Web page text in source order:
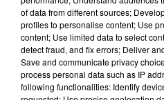
of data from different sources;
profiles to personalise content; Use
content; Use limited data to select
detect fraud, and fix errors; Deliver
Save and communicate privacy
process personal data such as IP
following functionalities: Identify